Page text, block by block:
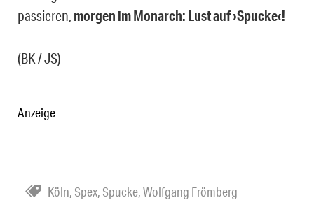
passieren, morgen im Monarch: Lust auf ›Spucke‹!
(BK / JS)
Anzeige
Köln,Spex,Spucke,Wolfgang Frömberg